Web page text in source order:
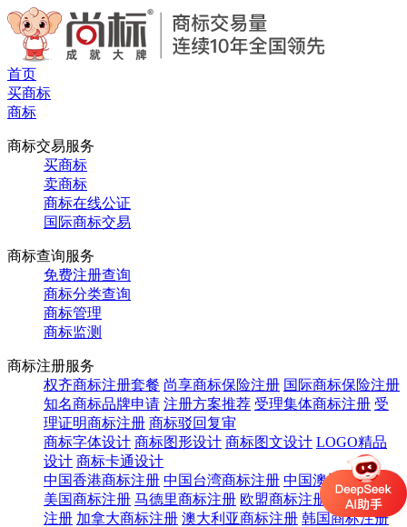
首页
买商标
商标
商标交易服务
买商标
卖商标
商标在线公证
国际商标交易
商标查询服务
免费注册查询
商标分类查询
商标管理
商标监测
商标注册服务
权齐商标注册套餐 尚享商标保险注册 国际商标保险注册
知名商标品牌申请 注册方案推荐 受理集体商标注册 受
理证明商标注册 商标驳回复审
商标字体设计 商标图形设计 商标图文设计 LOGO精品
设计 商标卡通设计
中国香港商标注册 中国台湾商标注册 中国澳门商标注册
美国商标注册 马德里商标注册 欧盟商标注册
英国商标
注册 加拿大商标注册 澳大利亚商标注册 韩国商标注册